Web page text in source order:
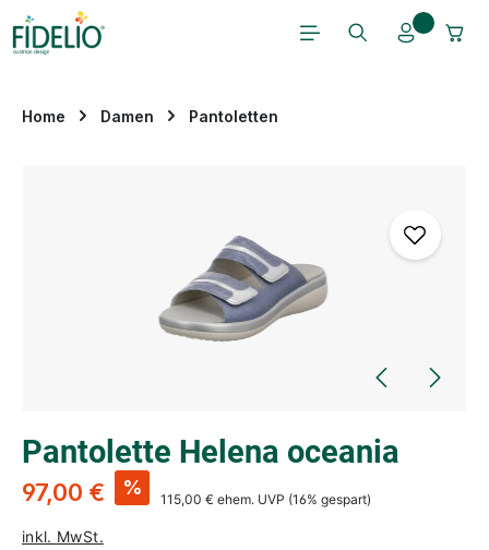
Zum Hauptinhalt springen
Home Damen Pantoletten
Pantolette Helena oceania
97,00 € %
115,00 € ehem. UVP (16% gespart)
inkl. MwSt.